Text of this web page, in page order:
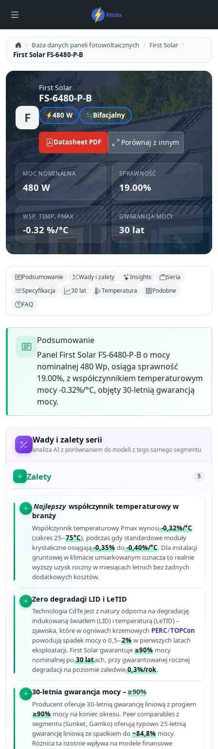
Baza danych paneli fotowoltaicznych
First Solar
First Solar FS-6480-P-B
F
First Solar
FS-6480-P-B
480 W Bifacjalny
Datasheet PDF Porównaj z innym
MOC NOMINALNA
480 W
SPRAWNOŚĆ
19.00%
WSP. TEMP. PMAX
-0.32 %/°C
GWARANCJA MOCY
30 lat
Podsumowanie Wady i zalety Insights
Seria
Specyfikacja
30 lat Temperatura
Podobne
FAQ
Podsumowanie
Panel First Solar FS-6480-P-B o mocy
nominalnej 480 Wp, osiąga sprawność
19.00%, z współczynnikiem temperaturowym
mocy -0.32%/°C, objęty 30-letnią gwarancją
mocy.
Wady i zalety serii
analiza AI z porównaniem do modeli z tego samego segmentu
Zalety 5
Najlepszy współczynnik temperaturowy w
branży
Współczynnik temperaturowy Pmax wynosi-0,32%/°C
(zakres 25–75°C), podczas gdy standardowe moduły
krystaliczne osiągają-0,35% do-0,40%/°C. Dla instalacji
gruntowej w klimacie umiarkowanym oznacza to realnie
wyższy uzysk roczny w miesiącach letnich bez żadnych
dodatkowych kosztów.
Zero degradacji LID i LeTID
Technologia CdTe jest z natury odporna na degradację
indukowaną światłem (LID) i temperaturą (LeTID) –
zjawiska, które w ogniwach krzemowych PERC/TOPCon
powodują spadek mocy o 0,5–2% w pierwszych latach
eksploatacji. First Solar gwarantuje≥90% mocy
nominalnej po30 latach, przy gwarantowanej rocznej
degradacji na poziomie zaledwie0,3%/rok.
30-letnia gwarancja mocy – ≥90%
Producent oferuje 30-letnią gwarancję liniową z progiem
≥90% mocy na koniec okresu. Peer comparables z
segmentu (Sunket, Gamko) oferują typowo 25-letnią
gwarancję liniową ze spadkiem do~84,8% mocy.
Różnica ta istotnie wpływa na modele finansowe